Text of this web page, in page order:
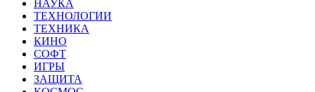
НАУКА
ТЕХНОЛОГИИ
ТЕХНИКА
КИНО
СОФТ
ИГРЫ
ЗАЩИТА